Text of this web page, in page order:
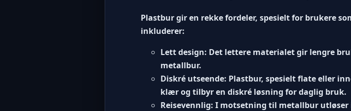
Plastbur gir en rekke fordeler, spesielt for brukere
inkluderer:
Lett design: Det lettere materialet gir lengre
metallbur.
Diskré utseende: Plastbur, spesielt flate eller
klær og tilbyr en diskré løsning for daglig bruk.
Reisevennlig: I motsetning til metallbur